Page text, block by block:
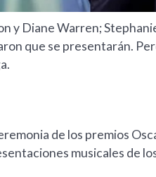
y Diane Warren;
que se presentarán.
de los premios
musicales de